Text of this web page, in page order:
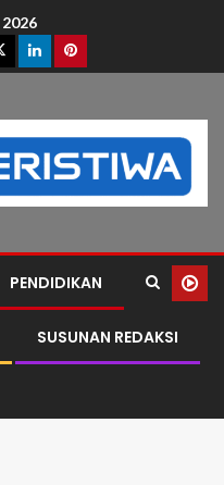
PENDIDIKAN
SUSUNAN REDAKSI